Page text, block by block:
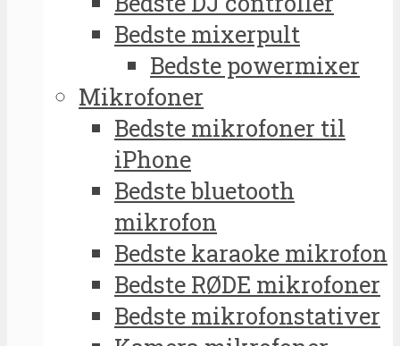
Bedste mixerpult
Bedste powermixer
Mikrofoner
Bedste mikrofoner til
iPhone
Bedste bluetooth
mikrofon
Bedste karaoke mikrofon
Bedste RØDE mikrofoner
Bedste mikrofonstativer